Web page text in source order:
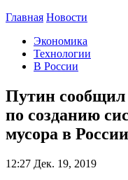
Главная Новости
Экономика
Технологии
В России
Путин
по созданию
мусора в России
12:27 Дек. 19, 2019